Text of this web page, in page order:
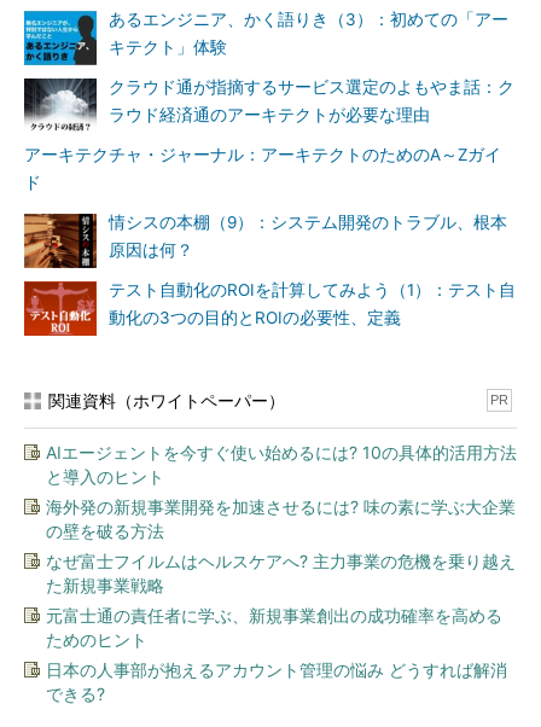
速化と品質確保の両立は実現で
きないと指摘する。
「どのような開発手法を採用
したとしても、プロジェクト管
理が不十分で要件定義が曖昧な
ままでは、情報システムの迅速
な開発は実現できない。アジャ
イルモデルなどの 開発手法は、
迅速化のためというよりも、む
しろ開発するアプリケーション
の性質によって使い分けられて
例えば、プロジェクトの最初
の段階で実装すべきことがほぼ
決まっているバックエンドの業
務システムなどにはウォーター
フォールモデルが適している。
また、実際に作ってみせてエン
ドユーザーからフィードバック
をもらいながら開発を進める
Web系や画面系、消費者向けの
情報システムはアジャイルモデ
ルや反復モデルが適しているこ
とが多い。こうした情報システ
あるエンジニア、かく語りき（3）：初めての「アー
キテクト」体験
クラウド通が指摘するサービス選定のよもやま話：ク
ラウド経済通のアーキテクトが必要な理由
アーキテクチャ・ジャーナル：アーキテクトのためのA～Zガイ
ド
情シスの本棚（9）：システム開発のトラブル、根本
原因は何？
テスト自動化のROIを計算してみよう（1）：テスト自
動化の3つの目的とROIの必要性、定義
関連資料（ホワイトペーパー） PR
AIエージェントを今すぐ使い始めるには? 10の具体的活用方法
と導入のヒント
海外発の新規事業開発を加速させるには? 味の素に学ぶ大企業
の壁を破る方法
なぜ富士フイルムはヘルスケアへ? 主力事業の危機を乗り越え
た新規事業戦略
元富士通の責任者に学ぶ、新規事業創出の成功確率を高める
ためのヒント
日本の人事部が抱えるアカウント管理の悩み どうすれば解消
できる?